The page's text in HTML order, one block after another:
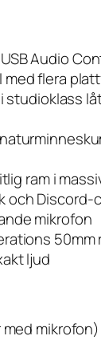
Audio
med flera
studioklass
ram i
och
mikrofon
ljud